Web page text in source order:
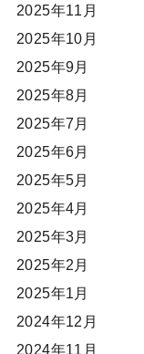
2025年11月
2025年10月
2025年9月
2025年8月
2025年7月
2025年6月
2025年5月
2025年4月
2025年3月
2025年2月
2025年1月
2024年12月
2024年11月